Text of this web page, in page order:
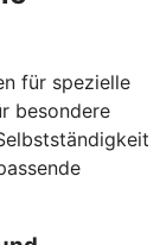
für spezielle
besondere